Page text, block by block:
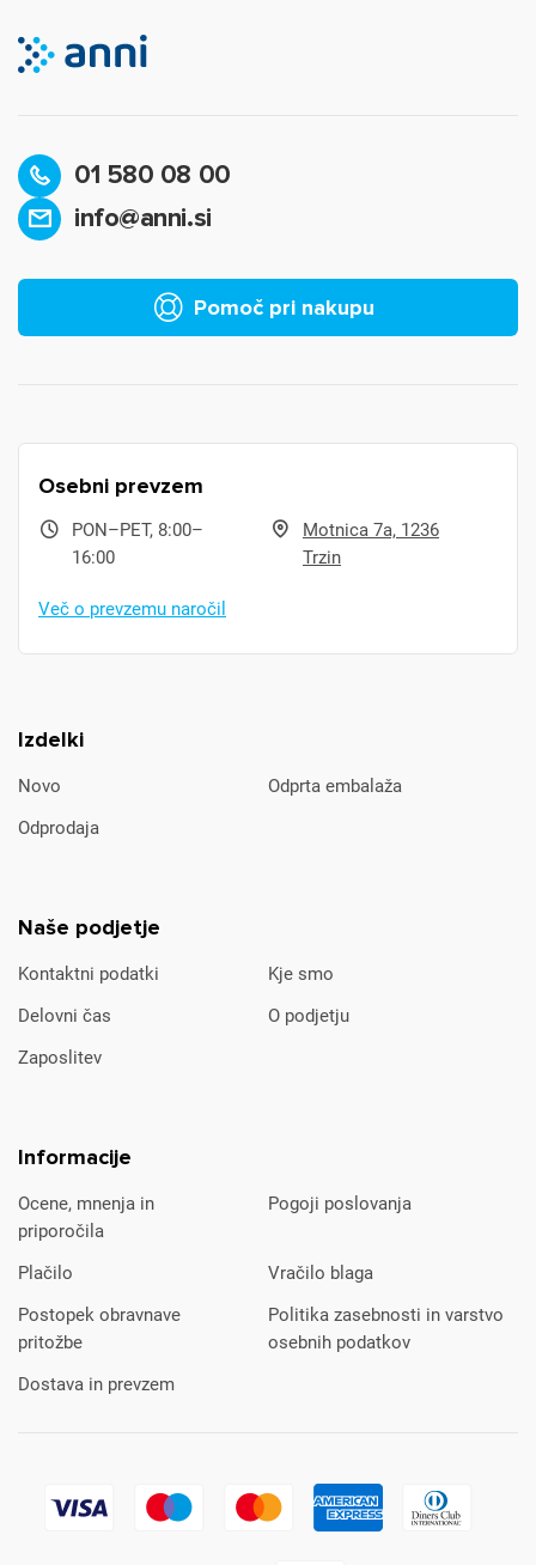
01 580 08 00
info@anni.si
Pomoč pri nakupu
Izdelki
Novo
Odprta embalaža
Odprodaja
Naše podjetje
Kontaktni podatki
Kje smo
Delovni čas
O podjetju
Zaposlitev
Informacije
Ocene, mnenja in
priporočila
Pogoji poslovanja
Plačilo
Vračilo blaga
Postopek obravnave
pritožbe
Politika zasebnosti in varstvo
osebnih podatkov
Dostava in prevzem
Osebni prevzem
PON–PET, 8:00–
16:00
Motnica 7a, 1236
Trzin
Več o prevzemu naročil
Prijava
Za dodajanje na seznam želja morate biti prijavljeni.